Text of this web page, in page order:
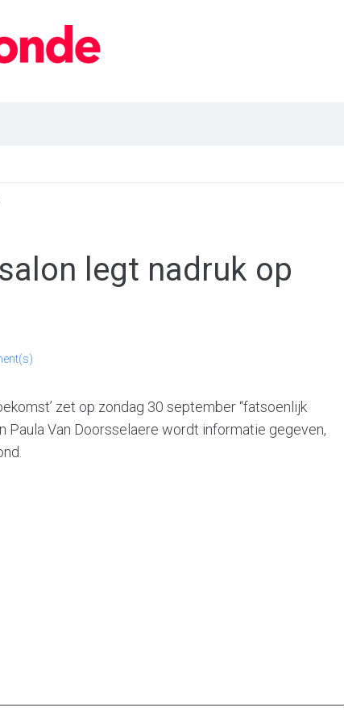
legt nadruk op
zet op zondag 30 september “fatsoenlijk
Paula Van Doorsselaere wordt informatie gegeven,